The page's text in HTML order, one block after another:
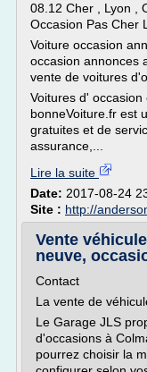
08.12 Cher , Lyon ,
Occasion Pas Cher
Voiture occasion
occasion annonces
vente de voitures
Voitures d' occasion
bonneVoiture.fr est
gratuites et de
assurance,...
Lire la suite
Date: 2017-08-24
Site : http://
Vente
neuve,
Contact
La vente de
Le Garage JLS
d'occasions à
pourrez choisir la